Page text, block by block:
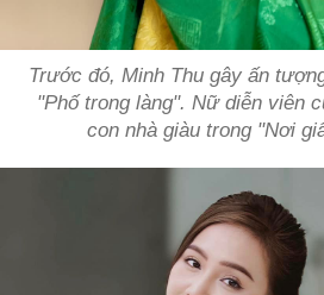
Trước đó, Minh Thu gây ấn
"Phố trong làng". Nữ diễn viên
con nhà giàu trong "Nơi